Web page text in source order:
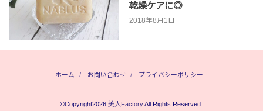
乾燥ケアに◎
2018年8月1日
ホーム お問い合わせ プライバシーポリシー
©Copyright2026美人Factory.All Rights Reserved.